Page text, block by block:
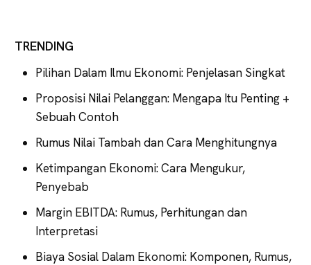
TRENDING
Pilihan Dalam Ilmu Ekonomi: Penjelasan Singkat
Proposisi Nilai Pelanggan: Mengapa Itu Penting +
Sebuah Contoh
Rumus Nilai Tambah dan Cara Menghitungnya
Ketimpangan Ekonomi: Cara Mengukur,
Penyebab
Margin EBITDA: Rumus, Perhitungan dan
Interpretasi
Biaya Sosial Dalam Ekonomi: Komponen, Rumus,